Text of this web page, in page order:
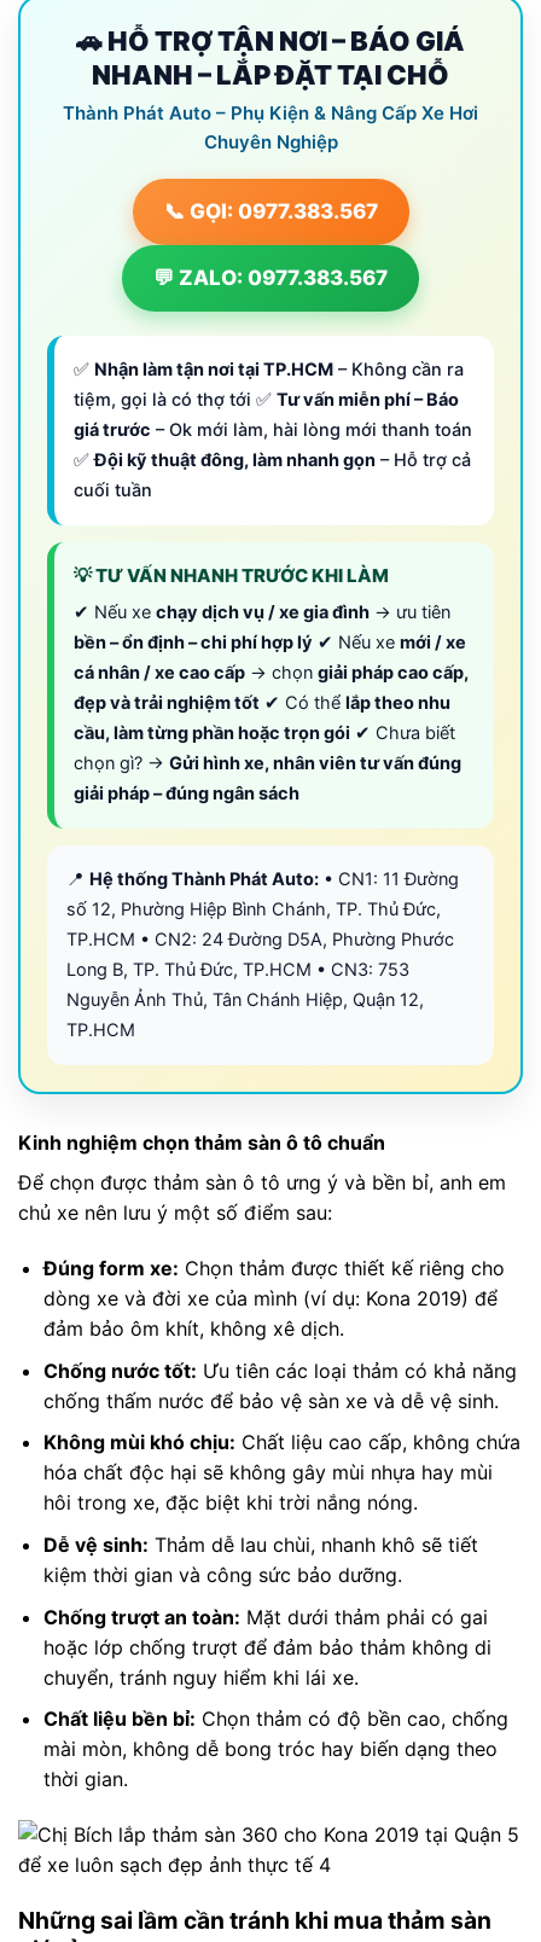
🚗 HỖ TRỢ TẬN NƠI – BÁO GIÁ
NHANH – LẮP ĐẶT TẠI CHỖ
Thành Phát Auto – Phụ Kiện & Nâng Cấp Xe Hơi
Chuyên Nghiệp
📞 GỌI: 0977.383.567
💬 ZALO: 0977.383.567
✅ Nhận làm tận nơi tại TP.HCM – Không cần ra
tiệm, gọi là có thợ tới ✅ Tư vấn miễn phí – Báo
giá trước – Ok mới làm, hài lòng mới thanh toán
✅Đội kỹ thuật đông, làm nhanh gọn – Hỗ trợ cả
cuối tuần
💡 TƯ VẤN NHANH TRƯỚC KHI LÀM
✔ Nếu xe chạy dịch vụ / xe gia đình → ưu tiên
bền – ổn định – chi phí hợp lý ✔ Nếu xe mới / xe
cá nhân / xe cao cấp → chọn giải pháp cao cấp,
đẹp và trải nghiệm tốt ✔ Có thể lắp theo nhu
cầu, làm từng phần hoặc trọn gói ✔ Chưa biết
chọn gì? → Gửi hình xe, nhân viên tư vấn đúng
giải pháp – đúng ngân sách
📍 Hệ thống Thành Phát Auto: • CN1: 11 Đường
số 12, Phường Hiệp Bình Chánh, TP. Thủ Đức,
TP.HCM • CN2: 24 Đường D5A, Phường Phước
Long B, TP. Thủ Đức, TP.HCM • CN3: 753
Nguyễn Ảnh Thủ, Tân Chánh Hiệp, Quận 12,
TP.HCM
Kinh nghiệm chọn thảm sàn ô tô chuẩn
Để chọn được thảm sàn ô tô ưng ý và bền bỉ, anh em
chủ xe nên lưu ý một số điểm sau:
Đúng form xe: Chọn thảm được thiết kế riêng cho
dòng xe và đời xe của mình (ví dụ: Kona 2019) để
đảm bảo ôm khít, không xê dịch.
Chống nước tốt: Ưu tiên các loại thảm có khả năng
chống thấm nước để bảo vệ sàn xe và dễ vệ sinh.
Không mùi khó chịu: Chất liệu cao cấp, không chứa
hóa chất độc hại sẽ không gây mùi nhựa hay mùi
hôi trong xe, đặc biệt khi trời nắng nóng.
Dễ vệ sinh: Thảm dễ lau chùi, nhanh khô sẽ tiết
kiệm thời gian và công sức bảo dưỡng.
Chống trượt an toàn: Mặt dưới thảm phải có gai
hoặc lớp chống trượt để đảm bảo thảm không di
chuyển, tránh nguy hiểm khi lái xe.
Chất liệu bền bỉ: Chọn thảm có độ bền cao, chống
mài mòn, không dễ bong tróc hay biến dạng theo
thời gian.
Những sai lầm cần tránh khi mua thảm sàn